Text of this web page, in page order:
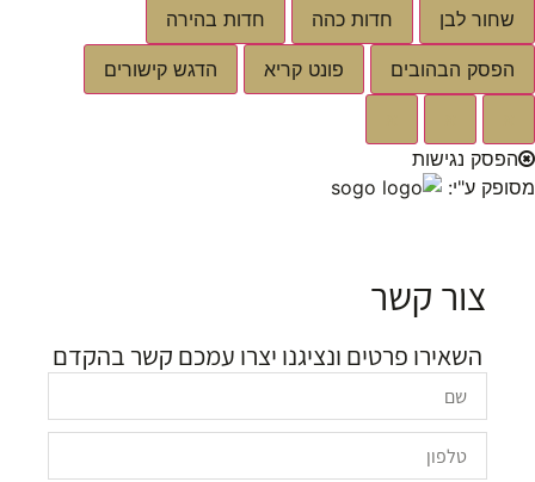
שחור לבן
חדות כהה חדות בהירה
הפסק הבהובים פונט קריא הדגש קישורים
הפסק נגישות
מסופק ע"י:
צור קשר
השאירו פרטים ונציגנו יצרו עמכם קשר בהקדם